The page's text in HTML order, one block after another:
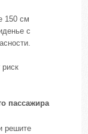
150 см
с
риск
пассажира
решите